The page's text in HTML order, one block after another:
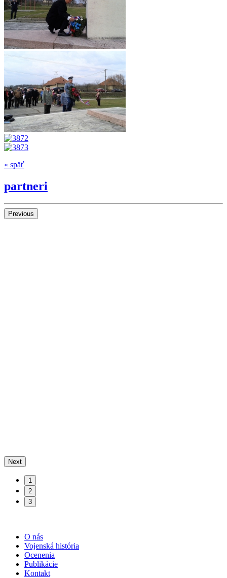
« späť
partneri
Previous
Next
1
2
3
O nás
Vojenská história
Ocenenia
Publikácie
Kontakt